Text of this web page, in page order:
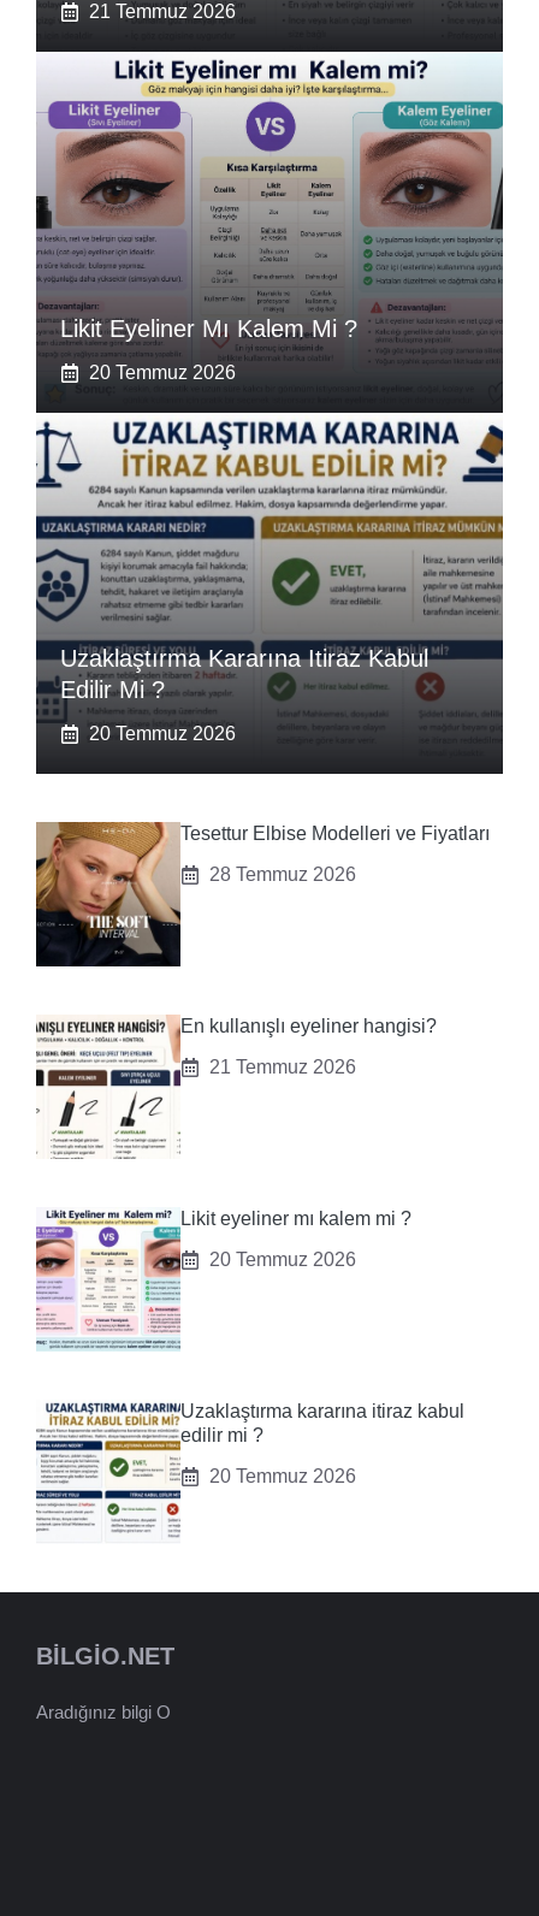
21 Temmuz 2026
Likit Eyeliner Mı Kalem Mi ?
20 Temmuz 2026
Uzaklaştırma Kararına Itiraz Kabul
Edilir Mi ?
20 Temmuz 2026
Tesettur Elbise Modelleri ve Fiyatları
28 Temmuz 2026
En kullanışlı eyeliner hangisi?
21 Temmuz 2026
Likit eyeliner mı kalem mi ?
20 Temmuz 2026
Uzaklaştırma kararına itiraz kabul
edilir mi ?
20 Temmuz 2026
BILGIO.NET
Aradığınız bilgi O